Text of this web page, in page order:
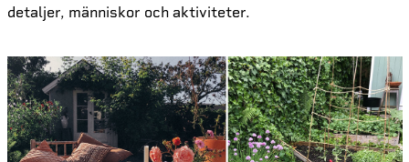
detaljer, människor och aktiviteter.